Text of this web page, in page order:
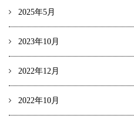
2025年5月
2023年10月
2022年12月
2022年10月